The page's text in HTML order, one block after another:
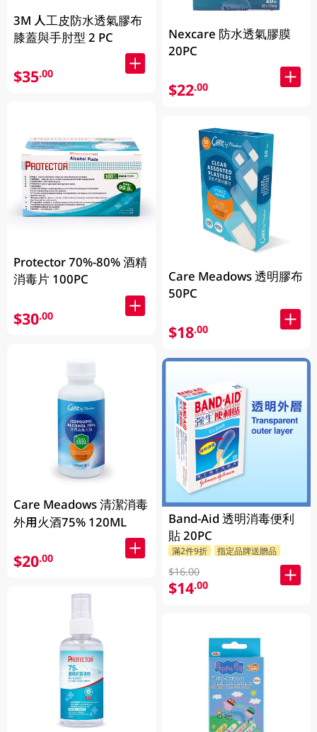
3M 人工皮防水透氣膠布
膝蓋與手肘型 2 PC
$35.00
Protector 70%-80% 酒精
消毒片 100PC
$30.00
Care Meadows 清潔消毒
外用火酒75% 120ML
$20.00
Nexcare 防水透氣膠膜
20PC
$22.00
Care Meadows 透明膠布
50PC
$18.00
Band-Aid 透明消毒便利
貼 20PC
滿2件9折 指定品牌送贈品
$16.00
$14.00